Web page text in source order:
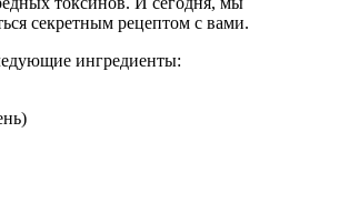
секретным рецептом с вами.
ингредиенты: